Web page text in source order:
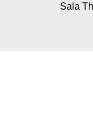
Sala